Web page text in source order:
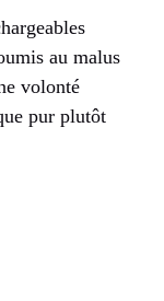
au malus
volonté
pur plutôt